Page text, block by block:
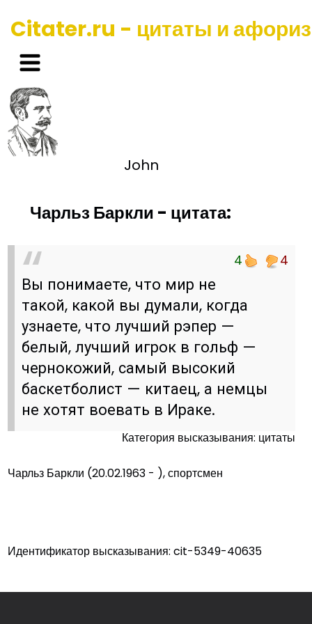
Citater.ru - цитаты и
John
Чарльз Баркли - цитата:
4 4
Вы понимаете, что мир не
такой, какой вы думали, когда
узнаете, что лучший рэпер —
белый, лучший игрок в гольф —
чернокожий, самый высокий
баскетболист — китаец, а немцы
не хотят воевать в Ираке.
Категория высказывания: цитаты
Чарльз Баркли (20.02.1963 - ), спортсмен
Идентификатор высказывания: cit-5349-40635